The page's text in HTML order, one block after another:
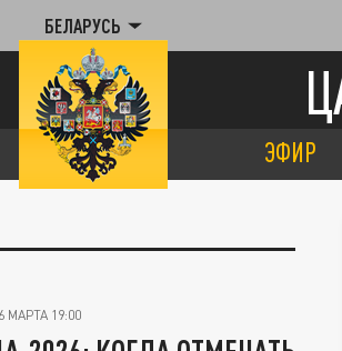
БЕЛАРУСЬ
ЭФИР
МАРТА 19:00